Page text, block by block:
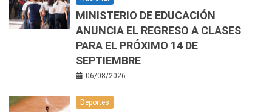
MINISTERIO DE EDUCACIÓN
ANUNCIA EL REGRESO A CLASES
PARA EL PRÓXIMO 14 DE
SEPTIEMBRE
06/08/2026
Deportes